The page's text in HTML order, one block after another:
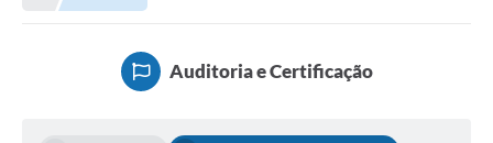
Auditoria e Certificação